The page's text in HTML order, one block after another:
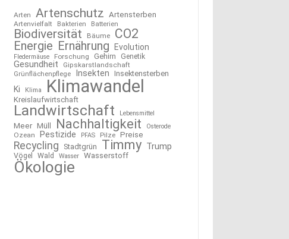
Arten Artenschutz Artensterben
Artenvielfalt Bakterien Batterien
Biodiversität Bäume CO2
Energie Ernährung Evolution
Fledermäuse Forschung Gehirn Genetik
Gesundheit Gipskarstlandschaft
Grünflächenpflege Insekten Insektensterben
Ki Klima Klimawandel
Kreislaufwirtschaft
Landwirtschaft Lebensmittel
Meer Müll Nachhaltigkeit Osterode
Ozean Pestizide PFAS Pilze Preise
Recycling Stadtgrün Timmy Trump
Vögel Wald Wasser Wasserstoff
Ökologie